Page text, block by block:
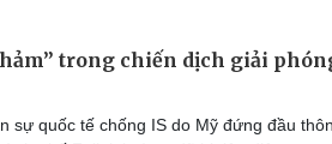
trong chiến dịch giải
sự quốc tế chống IS do Mỹ đứng đầu